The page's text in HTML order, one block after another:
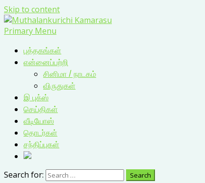
Skip to content
Primary Menu
புத்தகங்கள்
என்னைப்பற்றி
சினிமா / நாடகம்
விருதுகள்
இ புக்ஸ்
செய்திகள்
வீடியோஸ்
தொடர்கள்
சந்திப்புகள்
Search for: